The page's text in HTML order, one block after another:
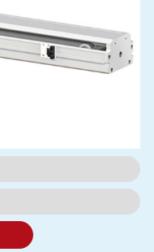
招贤纳士
联系我们